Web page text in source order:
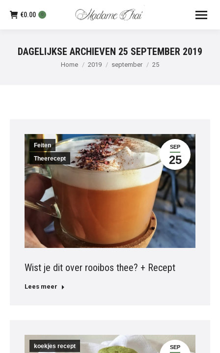
€0.00 0
DAGELIJKSE ARCHIEVEN 25 SEPTEMBER 2019
Je bent hier:
Home 2019 september 25
SEP
25
Feiten
Theerecept
Wist je dit over rooibos thee? + Recept
Lees meer
SEP
koekjes recept